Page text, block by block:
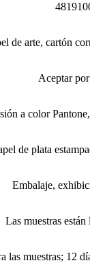
de arte, cartón
Aceptar
a color
de plata
Embalaje,
Las muestras
las muestras; 12